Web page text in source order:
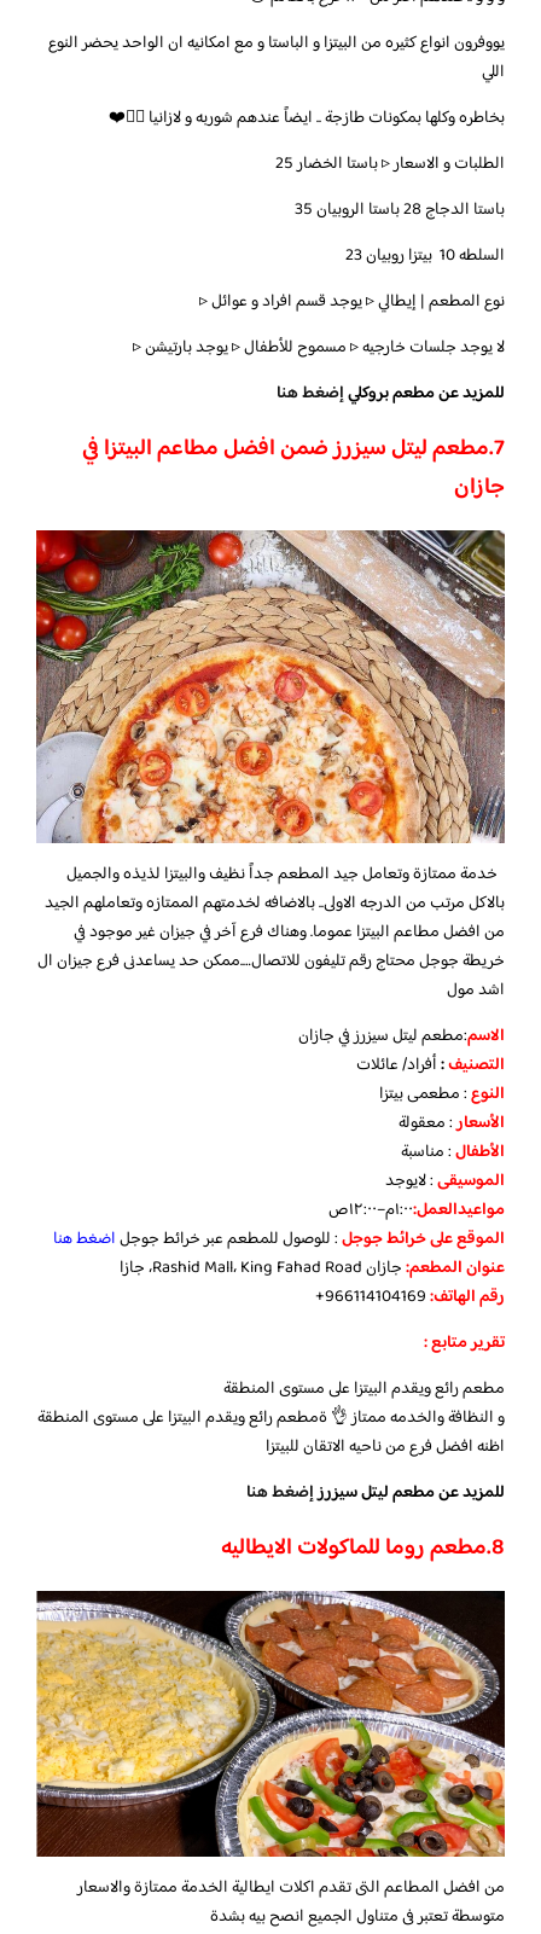
يووفرون انواع كثيره من البيتزا و الباستا و مع امكانيه ان الواحد يحضر النوع
اللي
بخاطره وكلها بمكونات طازجة .. ايضاً عندهم شوربه و لازانيا 👌🏽❤️
الطلبات و الاسعار ‎▹ باستا الخضار 25
باستا الدجاج 28
باستا الروبيان 35
السلطه 10
بيتزا روبيان 23
نوع المطعم | إيطالي ‎▹ يوجد قسم افراد و عوائل ‎▹
لا يوجد جلسات خارجيه ‎▹ مسموح للأطفال ‎▹ يوجد بارتيشن ‎▹
للمزيد عن مطعم بروكليإضغط هنا
7.مطعم ليتل سيزرز ضمن افضل مطاعم البيتزا في
جازان
خدمة ممتازة وتعامل جيد المطعم جداً نظيف والبيتزا لذيذه والجميل
بالاكل مرتب من الدرجه الاولى.. بالاضافه لخدمتهم الممتازه وتعاملهم الجيد
من افضل مطاعم البيتزا عموما. وهناك فرع آخر في جيزان غير موجود في
خريطة جوجلمحتاج رقم تليفون للاتصال….ممكن حد يساعدنى فرع جيزان ال
اشد مول
الاسم:مطعم ليتل سيزرز في جازان
التصنيف:أفراد/ عائلات
النوع: مطعمى بيتزا
الأسعار: معقولة
الأطفال: مناسبة
الموسيقى: لايوجد
مواعيدالعمل:١:٠٠م–١٢:٠٠ص
الموقععلىخرائطجوجل: للوصول للمطعم عبر خرائط جوجلاضغط هنا
عنوان المطعم:جازان Rashid Mall، King Fahad Road، جازا
رقم الهاتف:
تقرير متابع :
مطعم رائع ويقدم البيتزا على مستوى المنطقة
و النظافة والخدمه ممتاز 👌 ةمطعم رائع ويقدم البيتزا على مستوى المنطقة
اظنه افضل فرع من ناحيه الاتقان للبيتزا
للمزيد عن مطعم ليتل سيزرزإضغط هنا
8.مطعم روما للماكولات الايطاليه
من افضل المطاعم التى تقدم اكلات ايطالية الخدمة ممتازة والاسعار
متوسطة تعتبر فى متناول الجميع انصح بيه بشدة